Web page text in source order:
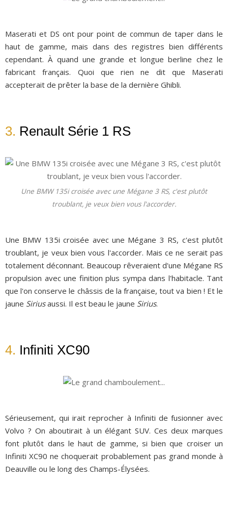
Maserati et DS ont pour point de commun de taper dans le
haut de gamme, mais dans des registres bien différents
cependant. À quand une grande et longue berline chez le
fabricant français. Quoi que rien ne dit que Maserati
accepterait de prêter la base de la dernière Ghibli.
3. Renault Série 1 RS
Une BMW 135i croisée avec une Mégane 3 RS, c'est plutôt
troublant, je veux bien vous l'accorder.
Une BMW 135i croisée avec une Mégane 3 RS, c'est plutôt
troublant, je veux bien vous l'accorder. Mais ce ne serait pas
totalement déconnant. Beaucoup rêveraient d'une Mégane RS
propulsion avec une finition plus sympa dans l'habitacle. Tant
que l'on conserve le châssis de la française, tout va bien ! Et le
jaune Siriusaussi. Il est beau le jaune Sirius.
4. Infiniti XC90
Sérieusement, qui irait reprocher à Infiniti de fusionner avec
Volvo ? On aboutirait à un élégant SUV. Ces deux marques
font plutôt dans le haut de gamme, si bien que croiser un
Infiniti XC90 ne choquerait probablement pas grand monde à
Deauville ou le long des Champs-Élysées.